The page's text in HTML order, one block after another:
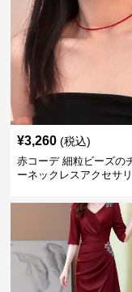
¥3,260 (税込)
赤コーデ 細粒ビーズの
ーネックレスアクセサ